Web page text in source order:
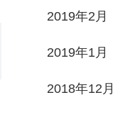
2019年2月
2019年1月
2018年12月